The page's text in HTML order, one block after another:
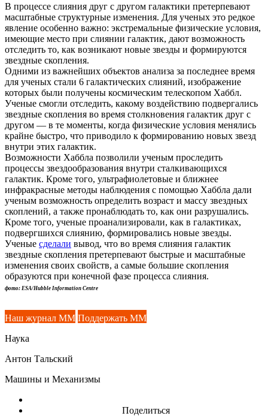
В процессе слияния друг с другом галактики претерпевают
масштабные структурные изменения. Для ученых это редкое
явление особенно важно: экстремальные физические условия,
имеющие место при слиянии галактик, дают возможность
отследить то, как возникают новые звезды и формируются
звездные скопления.
Одними из важнейших объектов анализа за последнее время
для ученых стали 6 галактических слияний, изображение
которых были получены космическим телескопом Хаббл.
Ученые смогли отследить, какому воздействию подвергались
звездные скопления во время столкновения галактик друг с
другом — в те моменты, когда физические условия менялись
крайне быстро, что приводило к формированию новых звезд
внутри этих галактик.
Возможности Хаббла позволили ученым проследить
процессы звездообразования внутри сталкивающихся
галактик. Кроме того, ультрафиолетовые и ближнее
инфракрасные методы наблюдения с помощью Хаббла дали
ученым возможность определить возраст и массу звездных
скоплений, а также пронаблюдать то, как они разрушались.
Кроме того, ученые проанализировали, как в галактиках,
подвергшихся слиянию, формировались новые звезды.
Ученые сделали вывод, что во время слияния галактик
звездные скопления претерпевают быстрые и масштабные
изменения своих свойств, а самые большие скопления
образуются при конечной фазе процесса слияния.
фото: ESA/Hubble Information Centre
Наш журнал ММ Поддержать ММ
Наука
Антон Тальский
Машины и Механизмы
Поделиться